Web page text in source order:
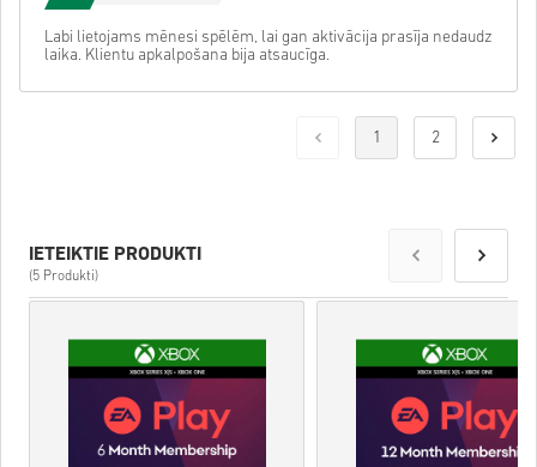
Labi lietojams mēnesi spēlēm, lai gan aktivācija prasīja nedaudz
laika. Klientu apkalpošana bija atsaucīga.
1 2
IETEIKTIE PRODUKTI
(5 Produkti)